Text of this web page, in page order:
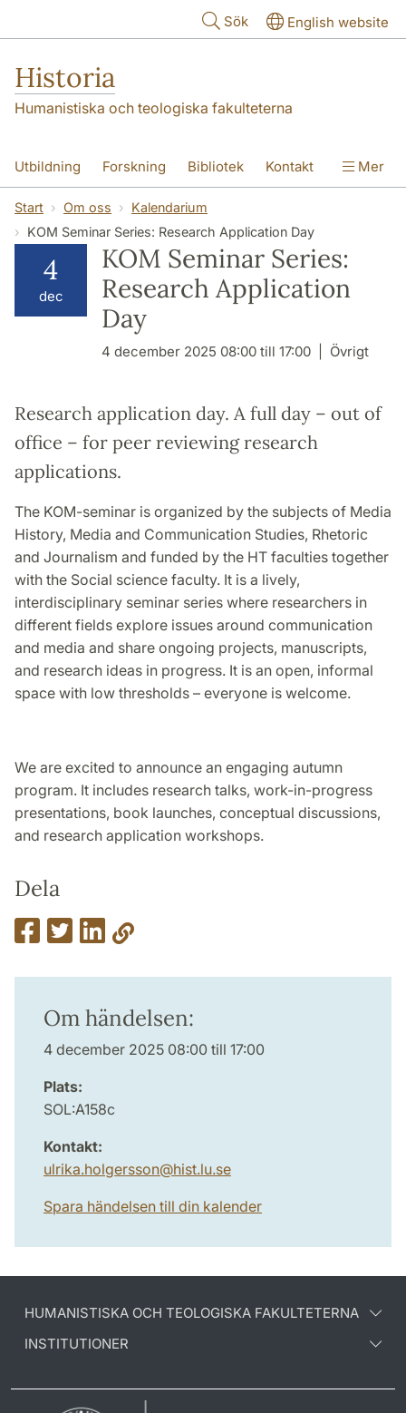
Sök English website
Historia
Humanistiska och teologiska fakulteterna
Utbildning Forskning Bibliotek Kontakt
Om oss
Mer
Start Om oss
Kalendarium
KOM Seminar Series: Research Application Day
4
dec
KOM Seminar Series:
Research Application
Day
4 december 2025 08:00 till 17:00 Övrigt
Research application day. A full day – out of
office – for peer reviewing research
applications.
The KOM-seminar is organized by the subjects of Media
History, Media and Communication Studies, Rhetoric
and Journalism and funded by the HT faculties together
with the Social science faculty. It is a lively,
interdisciplinary seminar series where researchers in
different fields explore issues around communication
and media and share ongoing projects, manuscripts,
and research ideas in progress. It is an open, informal
space with low thresholds – everyone is welcome.
We are excited to announce an engaging autumn
program. It includes research talks, work-in-progress
presentations, book launches, conceptual discussions,
and research application workshops.
Dela
Om händelsen:
4 december 2025 08:00 till 17:00
Plats:
SOL:A158c
Kontakt:
ulrika.holgersson@hist.lu.se
Spara händelsen till din kalender
HUMANISTISKA OCH TEOLOGISKA FAKULTETERNA
INSTITUTIONER